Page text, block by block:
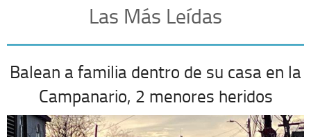
Las Más Leídas
Balean a familia dentro de su casa en la
Campanario, 2 menores heridos